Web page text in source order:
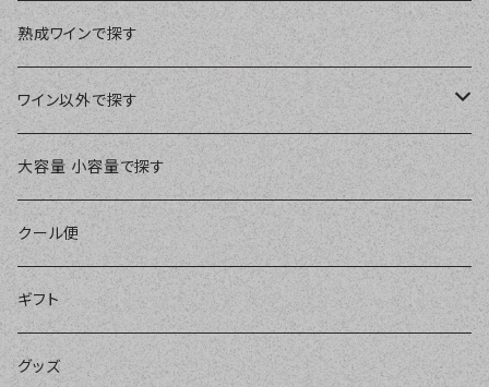
ブルゴーニュ
シャンパーニュ
ローヌ
ロワール
アルザス
ラングドック・ルーション
スペイン
ドイツ
アメリカ
ヨーロッパ他
その他の国
￥3,000～￥3,999
￥4,000～￥4,999
￥5,000～￥9,999
￥10,000～
濃い赤ワイン
バランスの良い赤ワイン
軽めの赤ワイン
白ワイン
すっきり辛口白ワイン
爽やかな辛口白ワイン
樽も感じられるバランスの良い白ワイン
樽もしっかり辛口白ワイン
華やかな辛口白ワイン
オレンジワイン
スパークリングワイン
微発泡ワイン
ロゼワイン
やや辛口ワイン
やや甘口ワイン
甘口ワイン
極甘口ワイン
熟成ワインで探す
ワイン以外で探す
ブランデー
コニャック
カルヴァドス
ブランデー他
シェリー
ウイスキー
リキュール
大容量 小容量で探す
クール便
ギフト
グッズ